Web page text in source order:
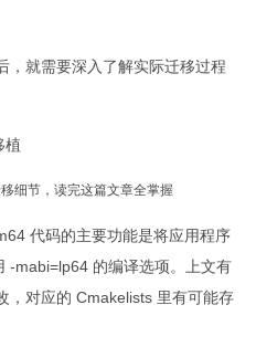
，就需要深入了解实际迁移过程
植
代码的主要功能是将应用程序
-mabi=lp64 的编译选项。上文有
，对应的 Cmakelists 里有可能存